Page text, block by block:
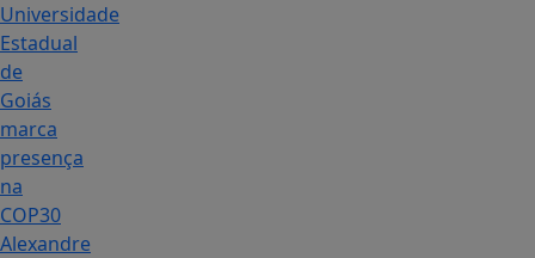
Universidade
Estadual
de
Goiás
marca
presença
na
COP30
Alexandre